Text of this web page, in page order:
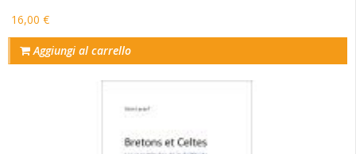
16,00 €
Aggiungi al carrello